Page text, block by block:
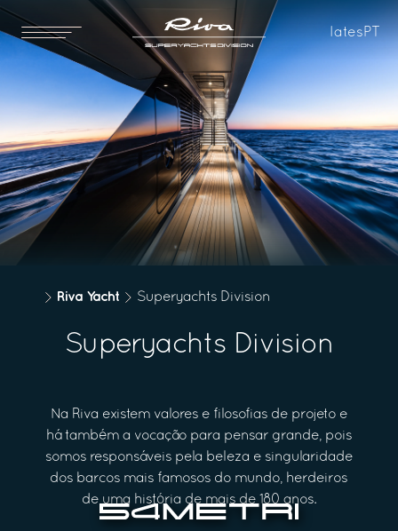
Iates PT
Riva Yacht Superyachts Division
Superyachts Division
Na Riva existem valores e filosofias de projeto e
há também a vocação para pensar grande, pois
somos responsáveis pela beleza e singularidade
dos barcos mais famosos do mundo, herdeiros
de uma história de mais de 180 anos.